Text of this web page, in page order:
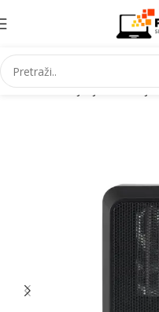
Početna Grijanje Hlađenje